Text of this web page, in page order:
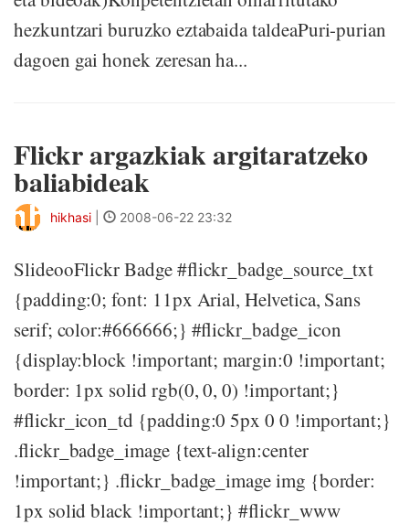
hezkuntzari buruzko eztabaida taldeaPuri-purian
dagoen gai honek zeresan ha...
Flickr argazkiak argitaratzeko
baliabideak
hikhasi 2008-06-22 23:32
SlideooFlickr Badge #flickr_badge_source_txt
{padding:0; font: 11px Arial, Helvetica, Sans
serif; color:#666666;} #flickr_badge_icon
{display:block !important; margin:0 !important;
border: 1px solid rgb(0, 0, 0) !important;}
#flickr_icon_td {padding:0 5px 0 0 !important;}
.flickr_badge_image {text-align:center
!important;} .flickr_badge_image img {border:
1px solid black !important;} #flickr_www